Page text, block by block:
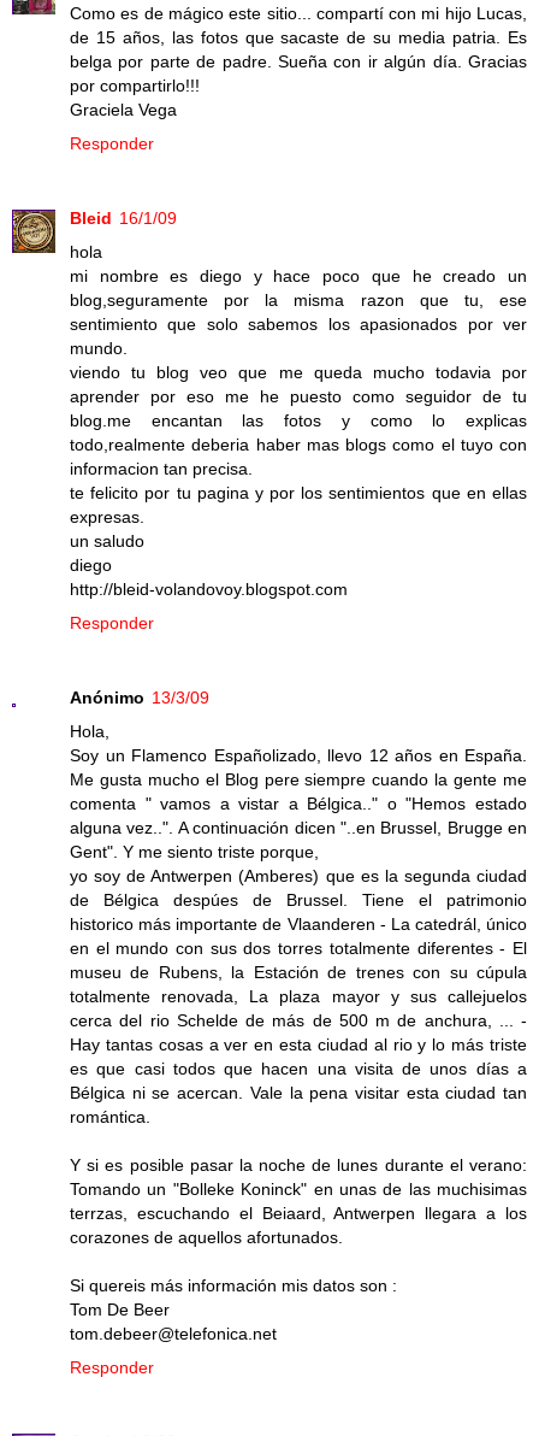
Como es de mágico este sitio... compartí con mi hijo Lucas,
de 15 años, las fotos que sacaste de su media patria. Es
belga por parte de padre. Sueña con ir algún día. Gracias
por compartirlo!!!
Graciela Vega
Responder
Bleid 16/1/09
hola
mi nombre es diego y hace poco que he creado un
blog,seguramente por la misma razon que tu, ese
sentimiento que solo sabemos los apasionados por ver
mundo.
viendo tu blog veo que me queda mucho todavia por
aprender por eso me he puesto como seguidor de tu
blog.me encantan las fotos y como lo explicas
todo,realmente deberia haber mas blogs como el tuyo con
informacion tan precisa.
te felicito por tu pagina y por los sentimientos que en ellas
expresas.
un saludo
diego
http://bleid-volandovoy.blogspot.com
Responder
Anónimo 13/3/09
Hola,
Soy un Flamenco Españolizado, llevo 12 años en España.
Me gusta mucho el Blog pere siempre cuando la gente me
comenta " vamos a vistar a Bélgica.." o "Hemos estado
alguna vez..". A continuación dicen "..en Brussel, Brugge en
Gent". Y me siento triste porque,
yo soy de Antwerpen (Amberes) que es la segunda ciudad
de Bélgica despúes de Brussel. Tiene el patrimonio
historico más importante de Vlaanderen - La catedrál, único
en el mundo con sus dos torres totalmente diferentes - El
museu de Rubens, la Estación de trenes con su cúpula
totalmente renovada, La plaza mayor y sus callejuelos
cerca del rio Schelde de más de 500 m de anchura, ... -
Hay tantas cosas a ver en esta ciudad al rio y lo más triste
es que casi todos que hacen una visita de unos días a
Bélgica ni se acercan. Vale la pena visitar esta ciudad tan
romántica.
Y si es posible pasar la noche de lunes durante el verano:
Tomando un "Bolleke Koninck" en unas de las muchisimas
terrzas, escuchando el Beiaard, Antwerpen llegara a los
corazones de aquellos afortunados.
Si quereis más información mis datos son :
Tom De Beer
tom.debeer@telefonica.net
Responder